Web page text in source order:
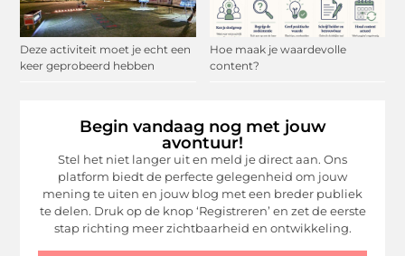
Deze activiteit moet je echt een
keer geprobeerd hebben
Hoe maak je waardevolle
content?
Begin vandaag nog met jouw
avontuur!
Stel het niet langer uit en meld je direct aan. Ons
platform biedt de perfecte gelegenheid om jouw
mening te uiten en jouw blog met een breder publiek
te delen. Druk op de knop ‘Registreren’ en zet de eerste
stap richting meer zichtbaarheid en ontwikkeling.